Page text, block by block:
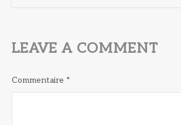
LEAVE A COMMENT
Commentaire *